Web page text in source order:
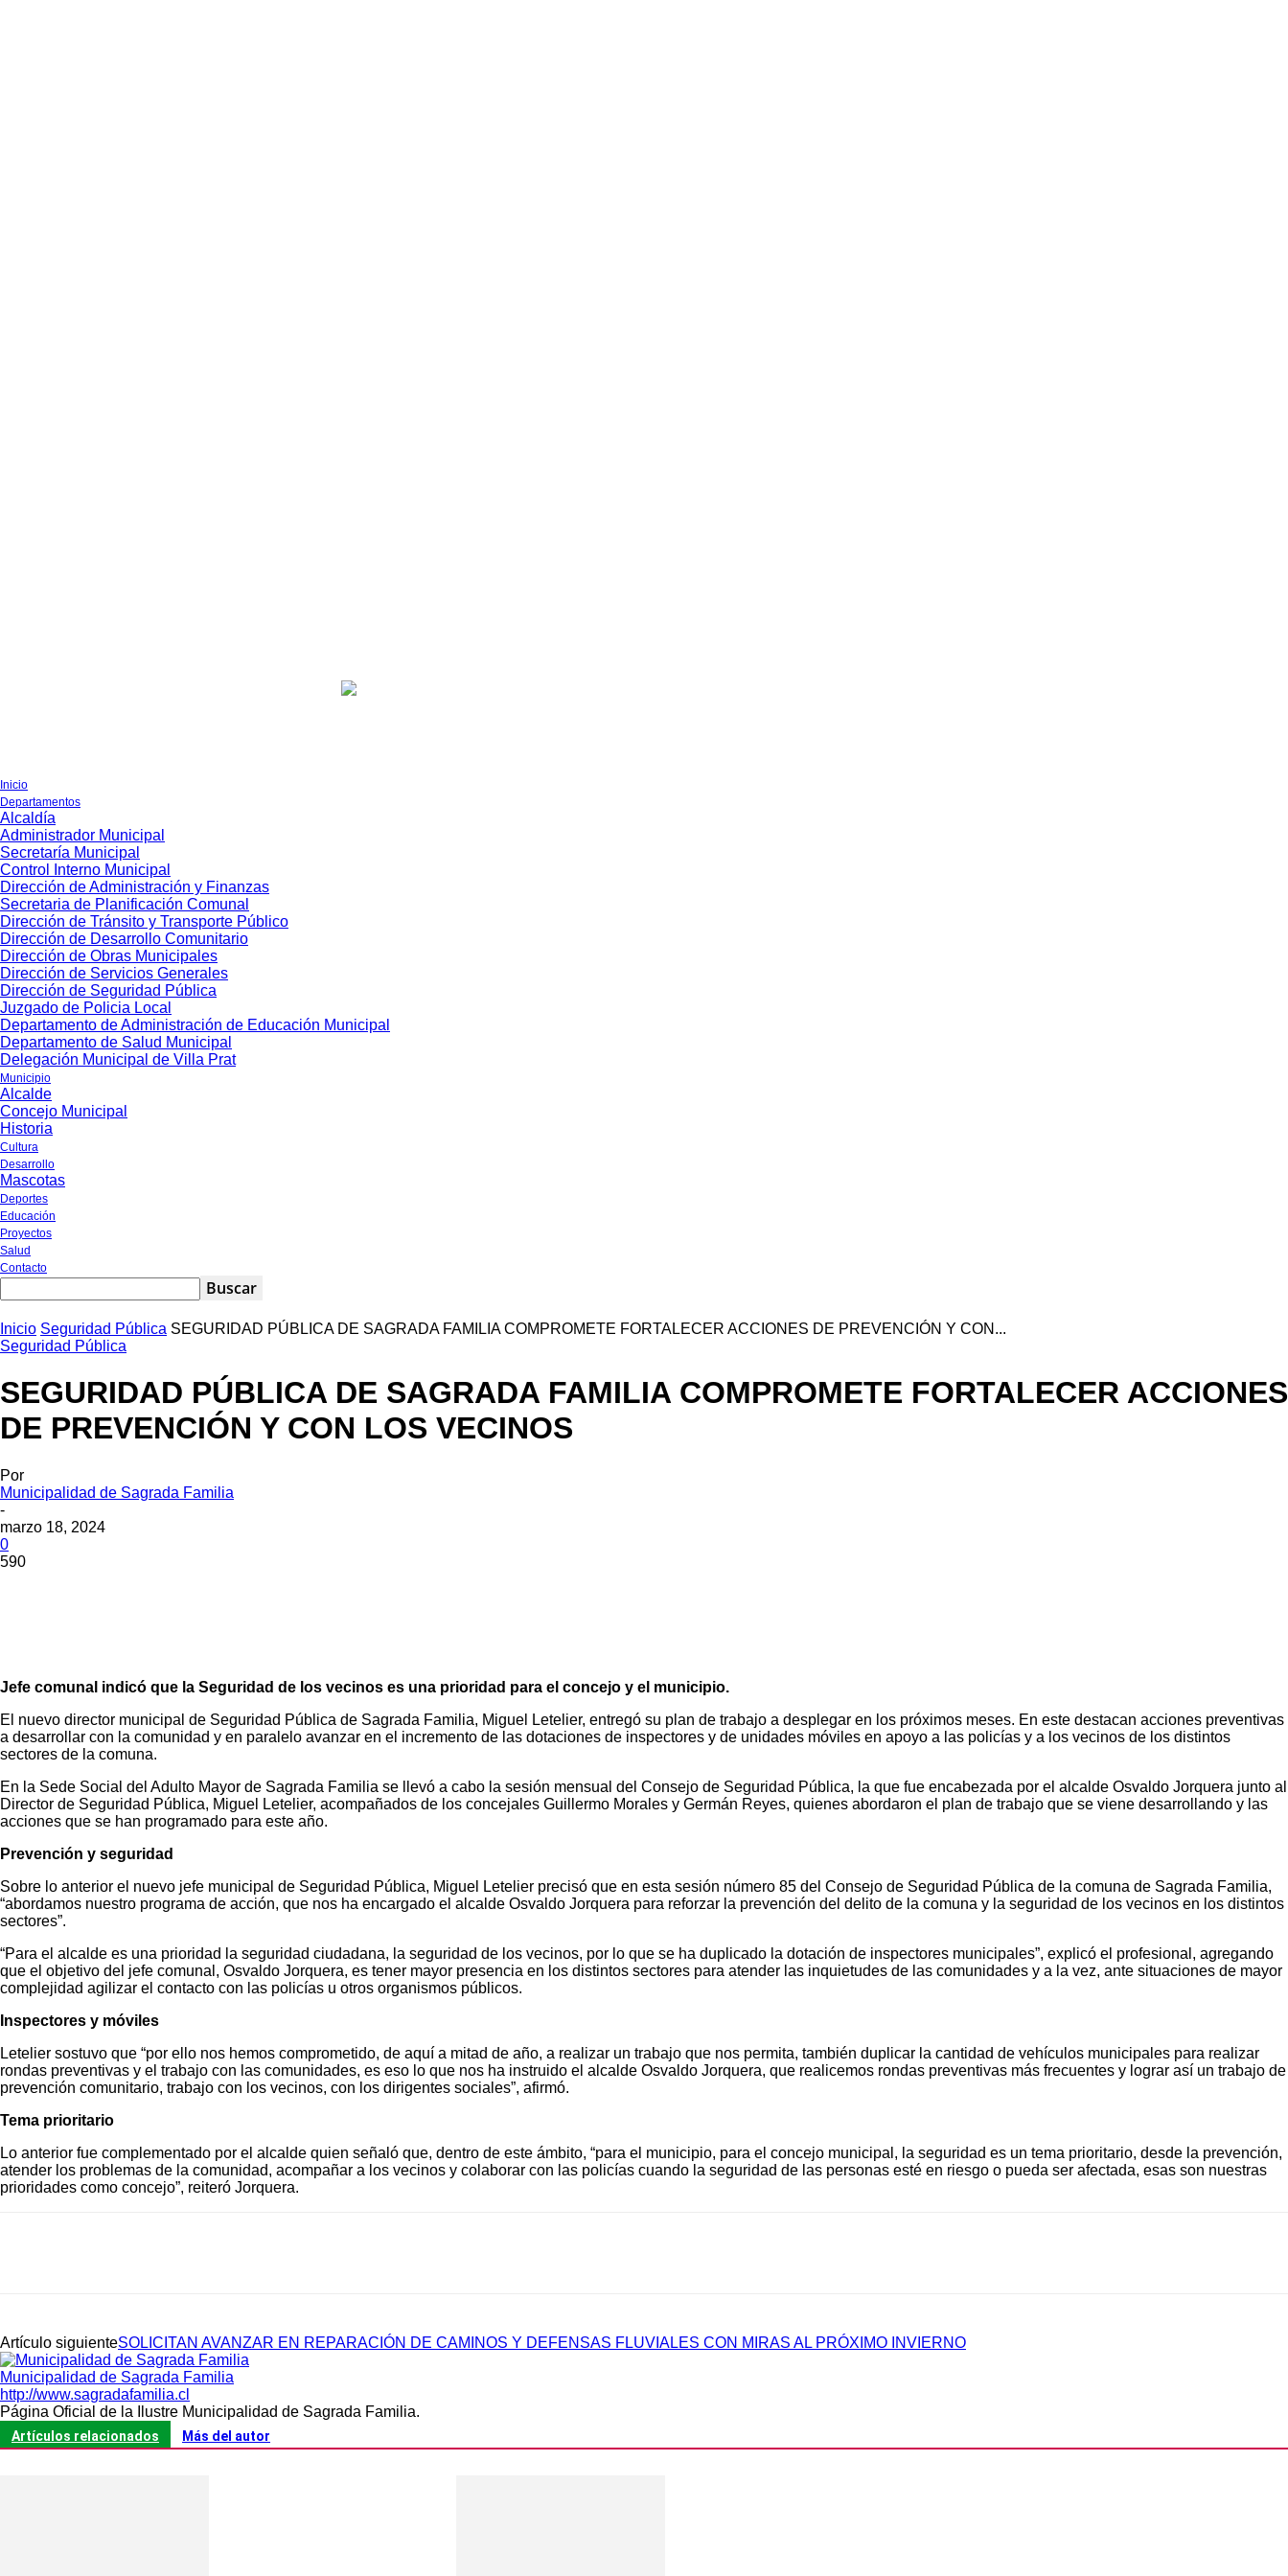
Inicio
Departamentos
Alcaldía
Administrador Municipal
Secretaría Municipal
Control Interno Municipal
Dirección de Administración y Finanzas
Secretaria de Planificación Comunal
Dirección de Tránsito y Transporte Público
Dirección de Desarrollo Comunitario
Dirección de Obras Municipales
Dirección de Servicios Generales
Dirección de Seguridad Pública
Juzgado de Policia Local
Departamento de Administración de Educación Municipal
Departamento de Salud Municipal
Delegación Municipal de Villa Prat
Municipio
Alcalde
Concejo Municipal
Historia
Cultura
Desarrollo
Mascotas
Deportes
Educación
Proyectos
Salud
Contacto
Inicio Seguridad Pública SEGURIDAD PÚBLICA DE SAGRADA FAMILIA COMPROMETE FORTALECER ACCIONES DE PREVENCIÓN Y CON...
Seguridad Pública
SEGURIDAD PÚBLICA DE SAGRADA FAMILIA COMPROMETE FORTALECER ACCIONES
DE PREVENCIÓN Y CON LOS VECINOS
Por
Municipalidad de Sagrada Familia
-
marzo 18, 2024
0
590
Jefe comunal indicó que la Seguridad de los vecinos es una prioridad para el concejo y el municipio.
El nuevo director municipal de Seguridad Pública de Sagrada Familia, Miguel Letelier, entregó su plan de trabajo a desplegar en los próximos meses. En este destacan acciones preventivas
a desarrollar con la comunidad y en paralelo avanzar en el incremento de las dotaciones de inspectores y de unidades móviles en apoyo a las policías y a los vecinos de los distintos
sectores de la comuna.
En la Sede Social del Adulto Mayor de Sagrada Familia se llevó a cabo la sesión mensual del Consejo de Seguridad Pública, la que fue encabezada por el alcalde Osvaldo Jorquera junto al
Director de Seguridad Pública, Miguel Letelier, acompañados de los concejales Guillermo Morales y Germán Reyes, quienes abordaron el plan de trabajo que se viene desarrollando y las
acciones que se han programado para este año.
Prevención y seguridad
Sobre lo anterior el nuevo jefe municipal de Seguridad Pública, Miguel Letelier precisó que en esta sesión número 85 del Consejo de Seguridad Pública de la comuna de Sagrada Familia,
“abordamos nuestro programa de acción, que nos ha encargado el alcalde Osvaldo Jorquera para reforzar la prevención del delito de la comuna y la seguridad de los vecinos en los distintos
sectores”.
“Para el alcalde es una prioridad la seguridad ciudadana, la seguridad de los vecinos, por lo que se ha duplicado la dotación de inspectores municipales”, explicó el profesional, agregando
que el objetivo del jefe comunal, Osvaldo Jorquera, es tener mayor presencia en los distintos sectores para atender las inquietudes de las comunidades y a la vez, ante situaciones de mayor
complejidad agilizar el contacto con las policías u otros organismos públicos.
Inspectores y móviles
Letelier sostuvo que “por ello nos hemos comprometido, de aquí a mitad de año, a realizar un trabajo que nos permita, también duplicar la cantidad de vehículos municipales para realizar
rondas preventivas y el trabajo con las comunidades, es eso lo que nos ha instruido el alcalde Osvaldo Jorquera, que realicemos rondas preventivas más frecuentes y lograr así un trabajo de
prevención comunitario, trabajo con los vecinos, con los dirigentes sociales”, afirmó.
Tema prioritario
Lo anterior fue complementado por el alcalde quien señaló que, dentro de este ámbito, “para el municipio, para el concejo municipal, la seguridad es un tema prioritario, desde la prevención,
atender los problemas de la comunidad, acompañar a los vecinos y colaborar con las policías cuando la seguridad de las personas esté en riesgo o pueda ser afectada, esas son nuestras
prioridades como concejo”, reiteró Jorquera.
Artículo siguienteSOLICITAN AVANZAR EN REPARACIÓN DE CAMINOS Y DEFENSAS FLUVIALES CON MIRAS AL PRÓXIMO INVIERNO
Municipalidad de Sagrada Familia
http://www.sagradafamilia.cl
Página Oficial de la Ilustre Municipalidad de Sagrada Familia.
Artículos relacionados Más del autor